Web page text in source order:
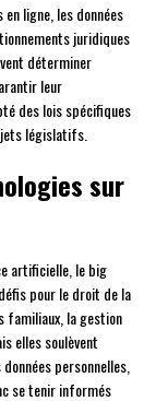
en ligne, les données
juridiques
déterminer
leur
des lois spécifiques
législatifs.
sur
artificielle, le big
pour le droit de la
familiaux, la gestion
elles soulèvent
personnelles,
se tenir informés